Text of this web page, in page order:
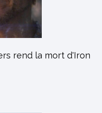
rend la mort d'Iron